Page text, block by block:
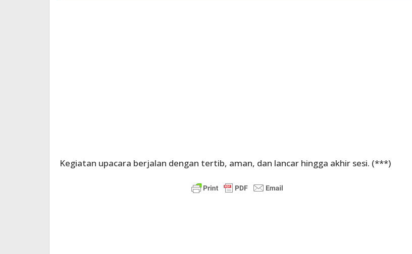
Kegiatan upacara berjalan dengan tertib, aman, dan lancar hingga akhir sesi. (***)